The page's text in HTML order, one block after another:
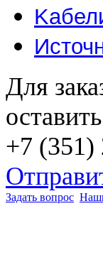
Для
+7 (351)
Задать вопрос